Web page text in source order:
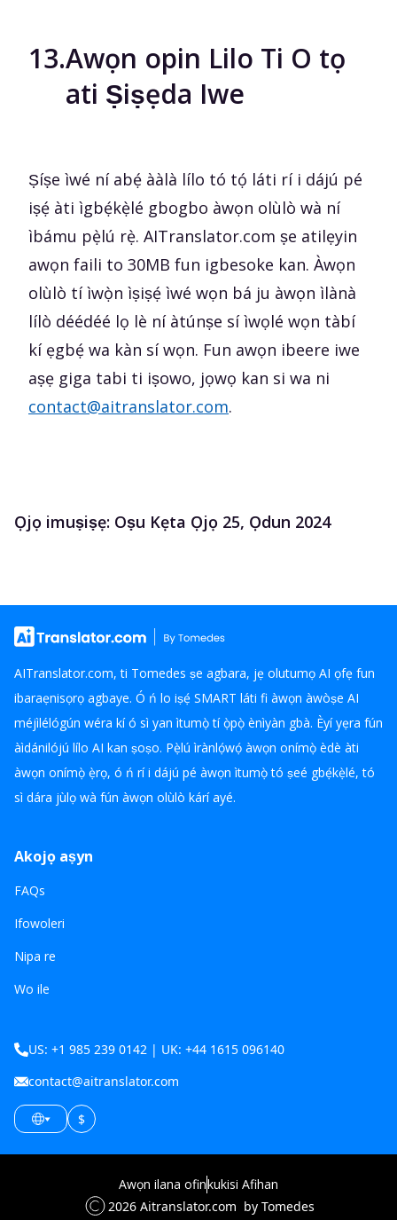
13.Awọn opin Lilo Ti O tọ
ati Ṣiṣẹda Iwe
Ṣíṣe ìwé ní abẹ́ ààlà lílo tó tọ́ láti rí i dájú pé
iṣẹ́ àti ìgbẹ́kẹ̀lé gbogbo àwọn olùlò wà ní
ìbámu pẹ̀lú rẹ̀. AITranslator.com ṣe atilẹyin
awọn faili to 30MB fun igbesoke kan. Àwọn
olùlò tí ìwọ̀n ìṣiṣẹ́ ìwé wọn bá ju àwọn ìlànà
lílò déédéé lọ lè ní àtúnṣe sí ìwọlé wọn tàbí
kí ẹgbẹ́ wa kàn sí wọn. Fun awọn ibeere iwe
aṣẹ giga tabi ti iṣowo, jọwọ kan si wa ni
contact@aitranslator.com.
Ọjọ imuṣiṣẹ: Oṣu Kẹta Ọjọ 25, Ọdun 2024
AITranslator.com, ti Tomedes ṣe agbara, jẹ olutumọ AI ọfẹ fun
ibaraẹnisọrọ agbaye. Ó ń lo iṣẹ́ SMART láti fi àwọn àwòṣe AI
méjìlélógún wéra kí ó sì yan ìtumọ̀ tí ọ̀pọ̀ ènìyàn gbà. Èyí yẹra fún
àìdánilójú lílo AI kan ṣoṣo. Pẹ̀lú ìrànlọ́wọ́ àwọn onímọ̀ èdè àti
àwọn onímọ̀ ẹ̀rọ, ó ń rí i dájú pé àwọn ìtumọ̀ tó ṣeé gbẹ́kẹ̀lé, tó
sì dára jùlọ wà fún àwọn olùlò kárí ayé.
Akojọ aṣyn
FAQs
Ifowoleri
Nipa re
Wo ile
US: +1 985 239 0142 | UK: +44 1615 096140
contact@aitranslator.com
$
2026 Aitranslator.com by Tomedes
Awọn ilana ofinkukisi Afihan